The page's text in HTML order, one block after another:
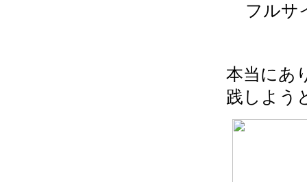
フルサ
本当にあ
践しよう